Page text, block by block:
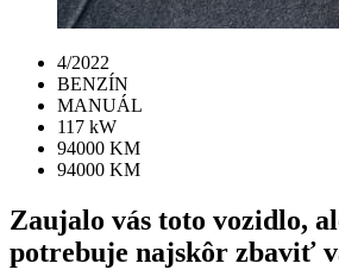
4/2022
BENZÍN
MANUÁL
117 kW
94000 KM
94000 KM
Zaujalo vás toto vozidlo,
potrebuje najskôr zbaviť